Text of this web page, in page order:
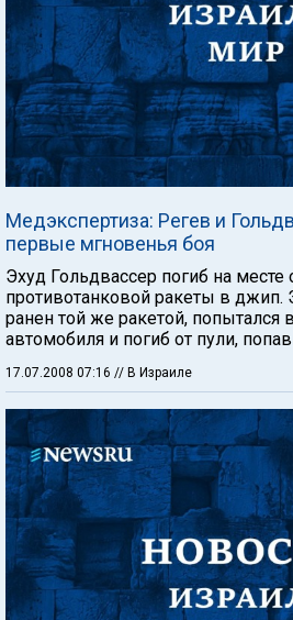
Медэкспертиза: Регев и
первые мгновенья боя
Эхуд Гольдвассер погиб на месте
противотанковой ракеты в
ранен той же ракетой, попытался
автомобиля и погиб от пули,
17.07.2008 07:16 // В Израиле